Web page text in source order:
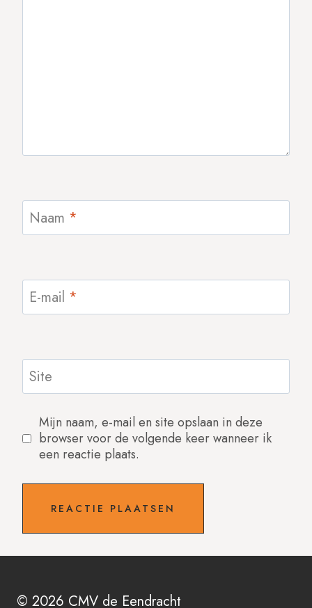
Naam *
E-mail *
Site
Mijn naam, e-mail en site opslaan in deze
browser voor de volgende keer wanneer ik
een reactie plaats.
© 2026 CMV de Eendracht